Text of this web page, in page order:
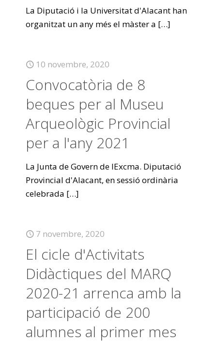
La Diputació i la Universitat d'Alacant han
organitzat un any més el màster a […]
10 novembre, 2020
Convocatòria de 8
beques per al Museu
Arqueològic Provincial
per a l'any 2021
La Junta de Govern de lExcma. Diputació
Provincial d'Alacant, en sessió ordinària
celebrada […]
7 novembre, 2020
El cicle d'Activitats
Didàctiques del MARQ
2020-21 arrenca amb la
participació de 200
alumnes al primer mes